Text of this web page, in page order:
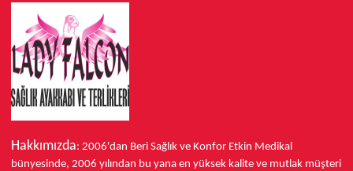
Hakkımızda: 2006'dan Beri Sağlık ve Konfor Etkin Medikal
bünyesinde, 2006 yılından bu yana en yüksek kalite ve mutlak müşteri